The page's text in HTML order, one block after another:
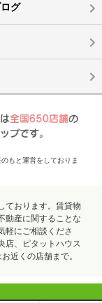
グ
もと運営をしておりま
ております。賃貸物
動産に関することな
軽にご相談くださ
店、ピタットハウス
近くの店舗まで。